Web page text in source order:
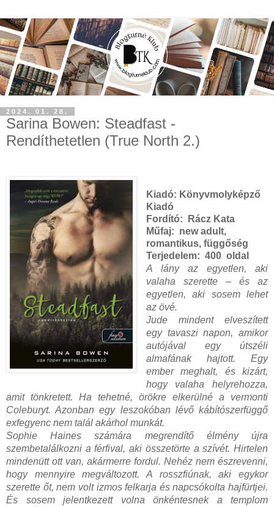
2024. 01. 28.
Sarina Bowen: Steadfast -
Rendíthetetlen (True North 2.)
Kiadó: Könyvmolyképző
Kiadó
Fordító:
Rácz Kata
Műfaj: new adult,
romantikus, függőség
Terjedelem: 400 oldal
A ​lány az egyetlen, aki
valaha szerette – és az
egyetlen, aki sosem lehet
az övé.
Jude mindent elveszített
egy tavaszi napon, amikor
autójával egy útszéli
almafának hajtott. Egy
ember meghalt, és kizárt,
hogy valaha helyrehozza,
amit tönkretett. Ha tehetné, örökre elkerülné a vermonti
Coleburyt. Azonban egy leszokóban lévő kábítószerfüggő
exfegyenc nem talál akárhol munkát.
Sophie Haines számára megrendítő élmény újra
szembetalálkozni a férfival, aki összetörte a szívét. Hirtelen
mindenütt ott van, akármerre fordul. Nehéz nem észrevenni,
hogy mennyire megváltozott. A rosszfiúnak, aki egykor
szerette őt, nem volt izmos felkarja és napcsókolta hajfürtjei.
És sosem jelentkezett volna önkéntesnek a templom